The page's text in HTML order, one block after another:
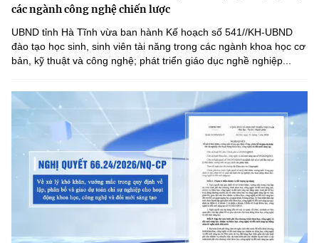
các ngành công nghệ chiến lược
UBND tỉnh Hà Tĩnh vừa ban hành Kế hoạch số 541//KH-UBND
đào tạo học sinh, sinh viên tài năng trong các ngành khoa học cơ
bản, kỹ thuật và công nghệ; phát triển giáo dục nghề nghiệp...